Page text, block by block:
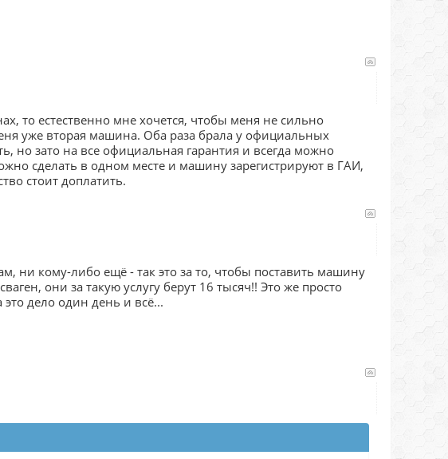
то естественно мне хочется, чтобы меня не сильно
уже вторая машина. Оба раза брала у официальных
но зато на все официальная гарантия и всегда можно
сделать в одном месте и машину зарегистрируют в ГАИ,
стоит доплатить.
ни кому-либо ещё - так это за то, чтобы поставить машину
они за такую услугу берут 16 тысяч!! Это же просто
дело один день и всё...